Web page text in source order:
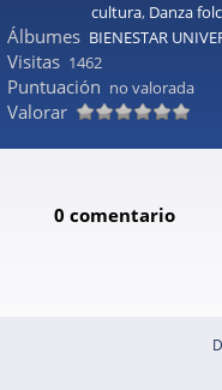
cultura, Danza
Álbumes BIENESTAR
Visitas 1462
Puntuación no valorada
Valorar
0 comentario